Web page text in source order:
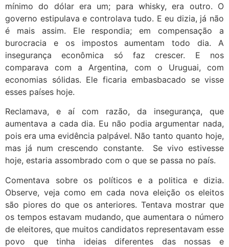
mínimo do dólar era um; para whisky, era outro. O
governo estipulava e controlava tudo. E eu dizia, já não
é mais assim. Ele respondia; em compensação a
burocracia e os impostos aumentam todo dia. A
insegurança econômica só faz crescer. E nos
comparava com a Argentina, com o Uruguai, com
economias sólidas. Ele ficaria embasbacado se visse
esses países hoje.
Reclamava, e aí com razão, da insegurança, que
aumentava a cada dia. Eu não podia argumentar nada,
pois era uma evidência palpável. Não tanto quanto hoje,
mas já num crescendo constante. Se vivo estivesse
hoje, estaria assombrado com o que se passa no país.
Comentava sobre os políticos e a politica e dizia.
Observe, veja como em cada nova eleição os eleitos
são piores do que os anteriores. Tentava mostrar que
os tempos estavam mudando, que aumentara o número
de eleitores, que muitos candidatos representavam esse
povo que tinha ideias diferentes das nossas e